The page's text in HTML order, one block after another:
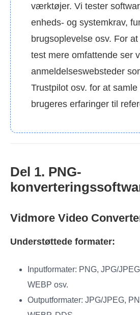
værktøjer. Vi tester
enheds- og systemkrav,
brugsoplevelse osv. For
test mere omfattende ser
anmeldelseswebsteder
Trustpilot osv. for at samle
brugeres erfaringer til
Del 1. PNG-
Vidmore Video
Understøttede formater:
Inputformater: PNG, JPG/
WEBP osv.
Outputformater: JPG/JPEG,